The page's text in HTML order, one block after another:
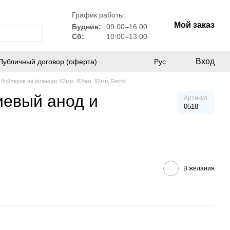
График работы:
Будние:
09:00–16:00
Сб:
10:00–13:00
Мой заказ
договор (оферта) Рус Вход
на фланцах 62мм, 82мм, 92мм Ferroli
анод и
Артикул
0518
В желания